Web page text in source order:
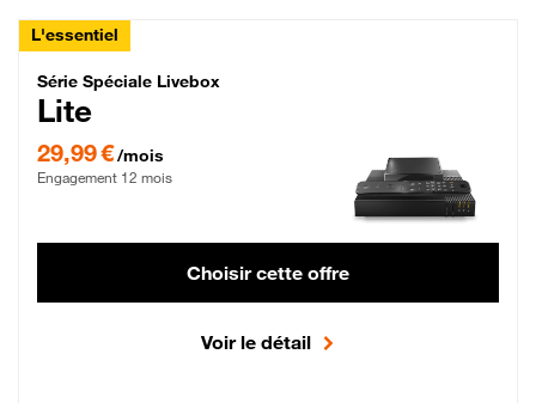
L'essentiel
Série Spéciale Livebox Lite Fibre
Série Spéciale Livebox
Lite
29,99 €/mois
Engagement 12 mois
Choisir cette offre
Voir le détail